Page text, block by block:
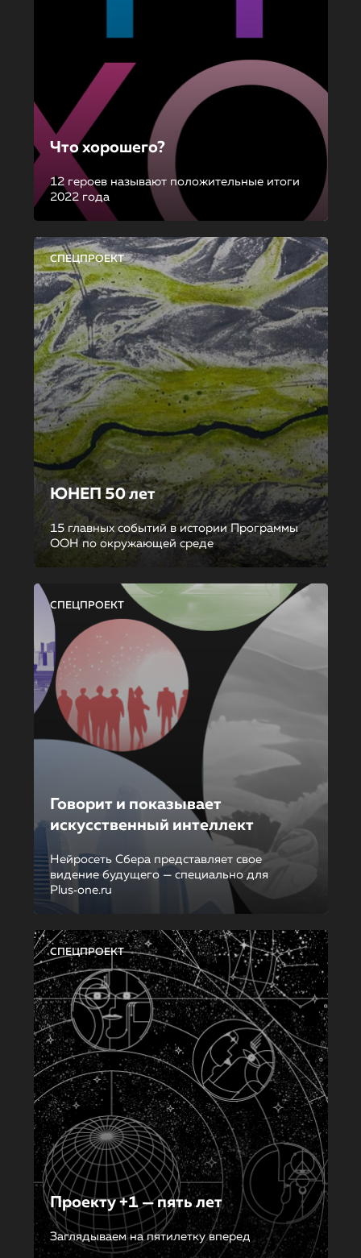
Что хорошего?
12 героев называют положительные итоги
2022 года
СПЕЦПРОЕКТ
ЮНЕП 50 лет
15 главных событий в истории Программы
ООН по окружающей среде
СПЕЦПРОЕКТ
Говорит и показывает
искусственный интеллект
Нейросеть Сбера представляет свое
видение будущего — специально для
Plus‑one.ru
СПЕЦПРОЕКТ
Проекту +1 — пять лет
Заглядываем на пятилетку вперед